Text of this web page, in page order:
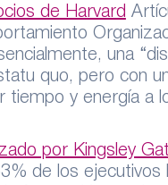
de Harvard
una
quo, pero con
tiempo y energía a
por Kingsley
de los ejecutivos